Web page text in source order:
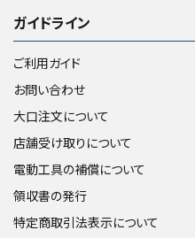
ガイドライン
ご利用ガイド
お問い合わせ
大口注文について
店舗受け取りについて
電動工具の補償について
領収書の発行
特定商取引法表示について